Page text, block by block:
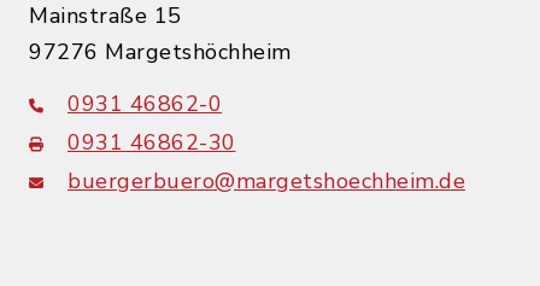
Mainstraße 15
97276 Margetshöchheim
0931 46862-0
0931 46862-30
buergerbuero@margetshoechheim.de